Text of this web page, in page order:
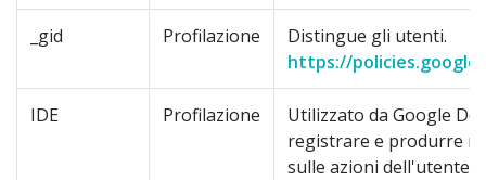
_gid Profilazione
Distingue gli utenti.
https://
IDE Profilazione
Utilizzato da Google
registrare e produrre
sulle azioni dell'utente